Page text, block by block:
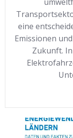
eine
Emissionen
Zukunft.